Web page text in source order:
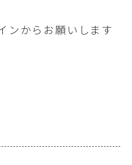
ンからお願いします